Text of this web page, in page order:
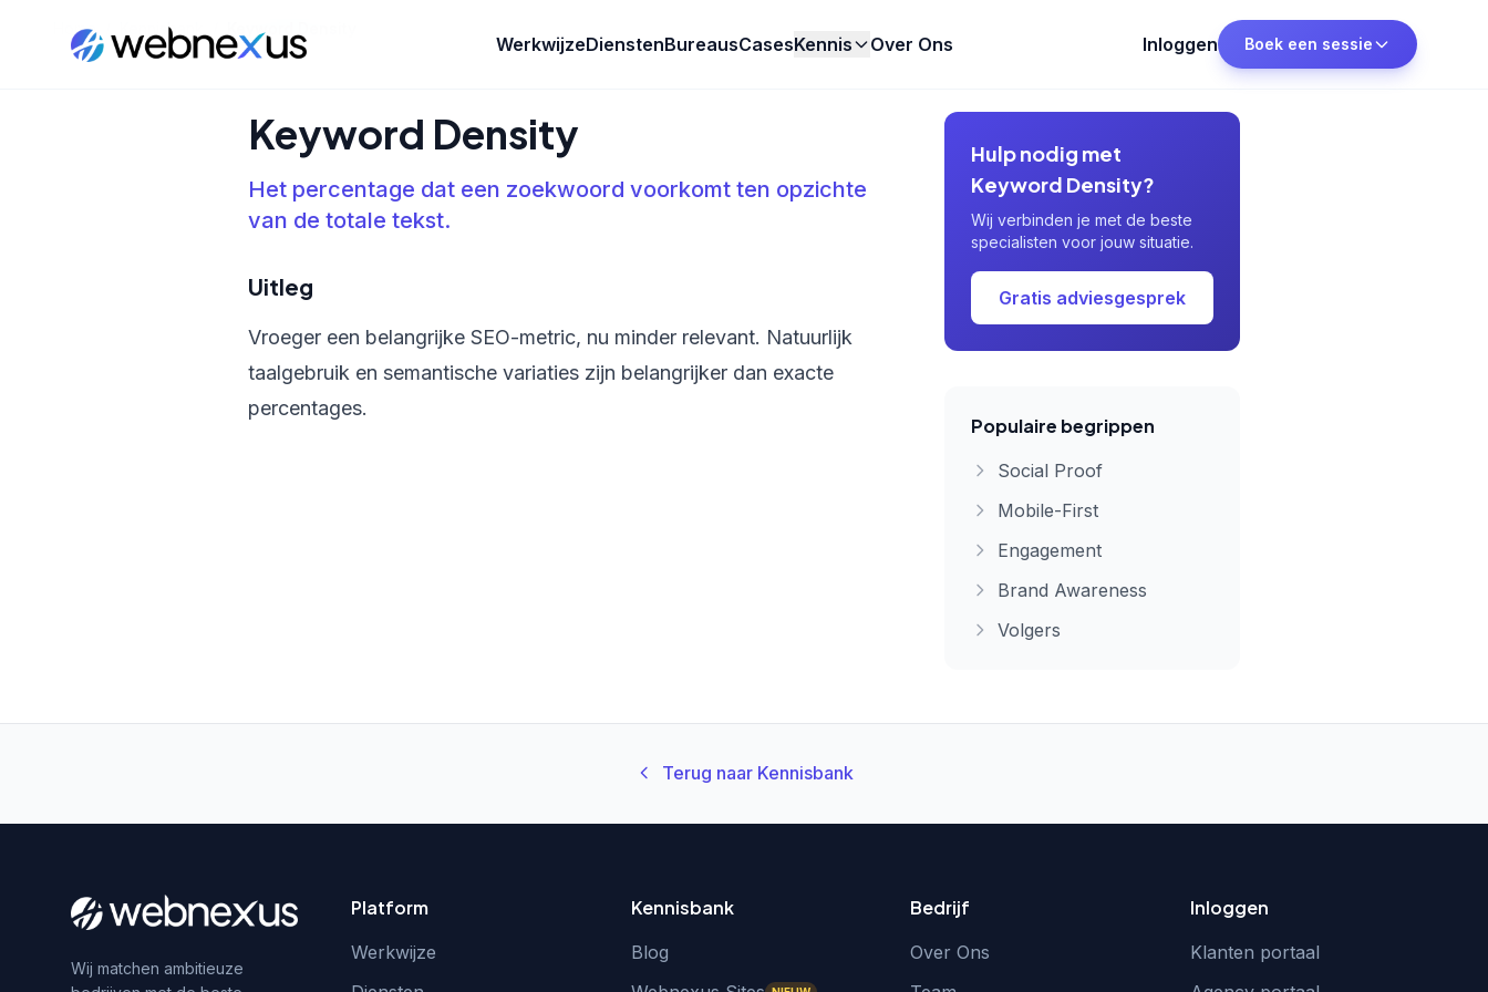
WerkwijzeDienstenBureausCasesKennis Over Ons Inloggen Boek een sessie
Home Kennisbank Keyword Density
Keyword Density
Het percentage dat een zoekwoord voorkomt ten opzichte
van de totale tekst.
Uitleg
Vroeger een belangrijke SEO-metric, nu minder relevant. Natuurlijk
taalgebruik en semantische variaties zijn belangrijker dan exacte
percentages.
Hulp nodig met
Keyword Density?
Wij verbinden je met de beste
specialisten voor jouw situatie.
Gratis adviesgesprek
Populaire begrippen
Social Proof
Mobile-First
Engagement
Brand Awareness
Volgers
Terug naar Kennisbank
Wij matchen ambitieuze
Platform
Werkwijze
Kennisbank
Blog
Bedrijf
Over Ons
Inloggen
Klanten portaal